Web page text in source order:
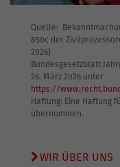
Quelle:
850c der
2026)
Bundesgesetzblatt
26. März 2026 unter
https://
Haftung: Eine Haftung
übernommen.
WIR ÜBER UNS